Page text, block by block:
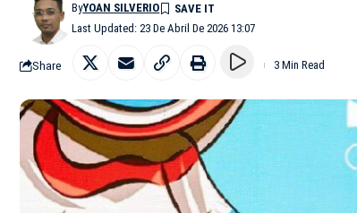
Last Updated: 23 De Abril De 2026 13:07
ByYOAN SILVERIO
Share 3 Min Read